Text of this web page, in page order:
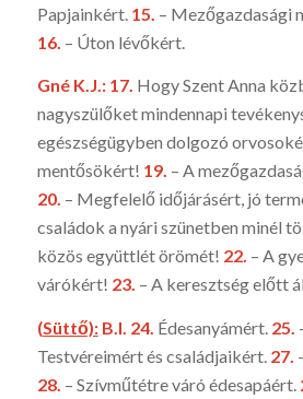
Papjainkért. 15. – Mezőgazdasági
16. – Úton lévőkért.
Gné K.J.: 17. Hogy Szent Anna
nagyszülőket mindennapi
egészségügyben dolgozó
mentősökért! 19. – A
20. – Megfelelő időjárásért, jó
csalá­dok a nyári szünetben minél
közös együtt­lét örömét! 22. – A
várókért! 23. – A keresztség előtt
(Süttő):B.I. 24. Édesanyámért. 25.
Testvéreimért és családjaikért. 27.
28. – Szívműtétre váró édesapáért.